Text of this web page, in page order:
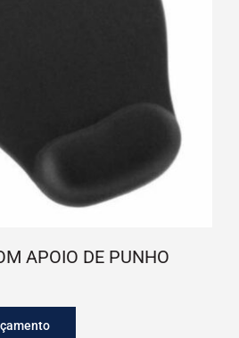
APOIO DE PUNHO